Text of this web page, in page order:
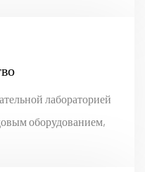
лабораторией
оборудованием,